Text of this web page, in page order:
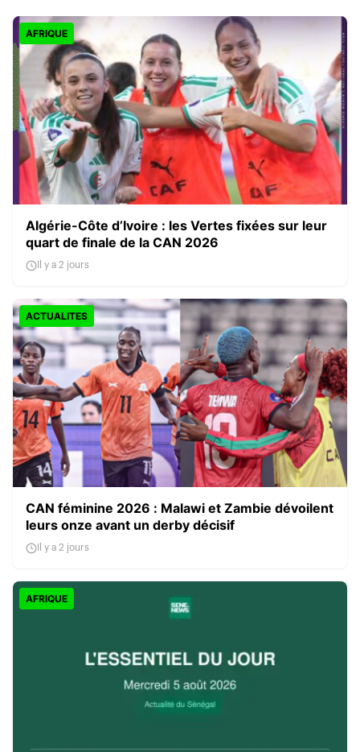
AFRIQUE
Algérie-Côte d’Ivoire : les Vertes fixées sur leur
quart de finale de la CAN 2026
Il y a 2 jours
ACTUALITES
CAN féminine 2026 : Malawi et Zambie dévoilent
leurs onze avant un derby décisif
Il y a 2 jours
AFRIQUE